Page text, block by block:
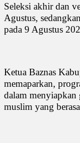
Seleksi akhir dan
Agustus,
pada 9 Agustus
Ketua Baznas
memaparkan,
dalam menyiapkan
muslim yang